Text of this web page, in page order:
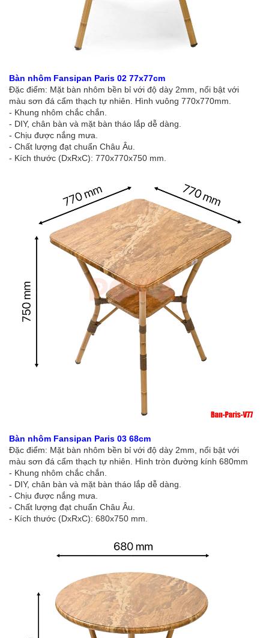
Bàn nhôm Fansipan Paris 02 77x77cm
Đặc điểm: Mặt bàn nhôm bền bỉ với độ dày 2mm, nổi bật với
màu sơn đá cẩm thạch tự nhiên. Hình vuông 770x770mm.
- Khung nhôm chắc chắn.
- DIY, chân bàn và mặt bàn tháo lắp dễ dàng.
- Chịu được nắng mưa.
- Chất lượng đạt chuẩn Châu Âu.
- Kích thước (DxRxC): 770x770x750 mm.
Bàn nhôm Fansipan Paris 03 68cm
Đặc điểm: Mặt bàn nhôm bền bỉ với độ dày 2mm, nổi bật với
màu sơn đá cẩm thạch tự nhiên. Hình tròn đường kính 680mm
- Khung nhôm chắc chắn.
- DIY, chân bàn và mặt bàn tháo lắp dễ dàng.
- Chịu được nắng mưa.
- Chất lượng đạt chuẩn Châu Âu.
- Kích thước (DxRxC): 680x750 mm.